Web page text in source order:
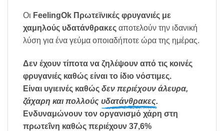
Οι FeelingOk Πρωτεϊνικές φρυγανιές με
χαμηλούς υδατάνθρακες αποτελούν την ιδανική
λύση για ένα γεύμα οποιαδήποτε ώρα της ημέρας.
Δεν έχουν τίποτα να ζηλέψουν από τις κοινές
φρυγανιές καθώς είναι το ίδιο νόστιμες.
Είναι υγιεινές καθώς δεν περιέχουν άλευρα,
ζάχαρη και πολλούς υδατάνθρακες.
Ενδυναμώνουν τον οργανισμό χάρη στη
πρωτεΐνη καθώς περιέχουν 37,6%